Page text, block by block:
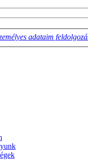
adataim